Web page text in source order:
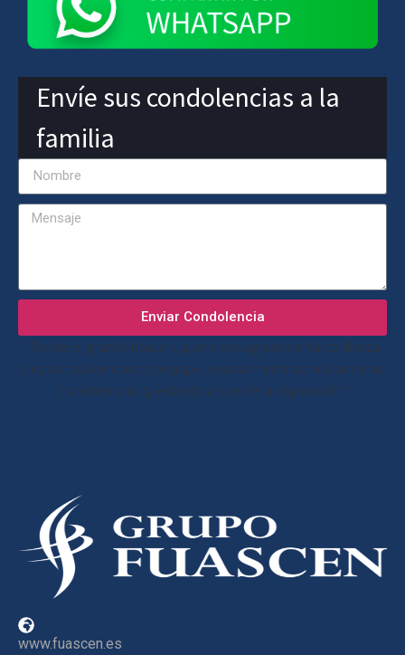
Envíe sus condolencias a la
familia
Enviar Condolencia
“Desde el grupo Fuascen, queremos agradecer la confianza
depositada en nuestro equipo, y enviar nuestras más sinceras
condolencias quedando a su entera disposición”
www.fuascen.es